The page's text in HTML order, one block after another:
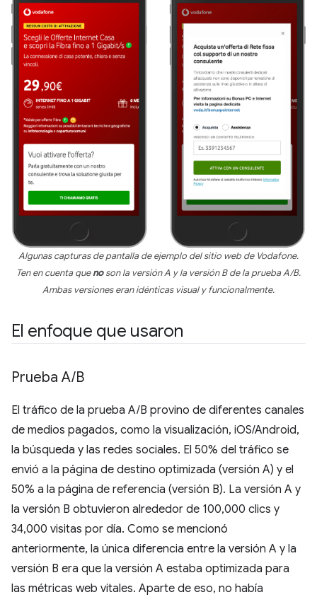
Algunas capturas de pantalla de ejemplo del sitio web de Vodafone.
Ten en cuenta quenoson la versión A y la versión B de la prueba A/B.
Ambas versiones eran idénticas visual y funcionalmente.
El enfoque que usaron
Prueba A/B
El tráfico de la prueba A/B provino de diferentes canales
de medios pagados, como la visualización, iOS/Android,
la búsqueda y las redes sociales. El 50% del tráfico se
envió a la página de destino optimizada (versión A) y el
50% a la página de referencia (versión B). La versión A y
la versión B obtuvieron alrededor de 100,000 clics y
34,000 visitas por día. Como se mencionó
anteriormente, la única diferencia entre la versión A y la
versión B era que la versión A estaba optimizada para
las métricas web vitales. Aparte de eso, no había